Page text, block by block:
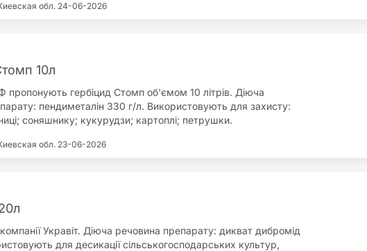
препарат проти: курячого проса; щетинника; вівсюга;
хвоща; ромашки; щавля; щириці; ярутки; амброзії; гірчиці;
латука; незабудок; пікульника; редьки; фіалки. Головні
Не потребує прилипачів, маючи його у своєму складі;
на культуру через антидот у своєму складі; За рахунок
контролює і 2-у хвилю бур'янів; Не потребує бакових
бур'янів, що важко викорінюються; Контролює
обл. 24-06-2026
10л
пропонують гербіцид Стомп об'ємом 10 літрів. Діюча
пендиметалін 330 г/л. Використовують для захисту:
соняшнику; кукурудзи; картоплі; петрушки.
обл. 23-06-2026
Укравіт. Діюча речовина препарату: дикват дибромід
для десикації сільськогосподарських культур,